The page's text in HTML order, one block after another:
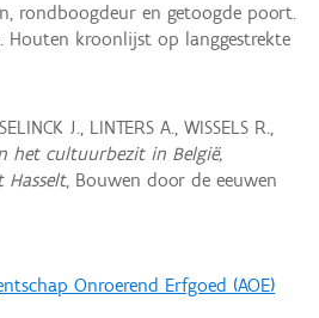
rondboogdeur en getoogde poort.
Houten kroonlijst op langgestrekte
J., LINTERS A., WISSELS R.,
het cultuurbezit in België,
Hasselt, Bouwen door de eeuwen
Onroerend Erfgoed (AOE)